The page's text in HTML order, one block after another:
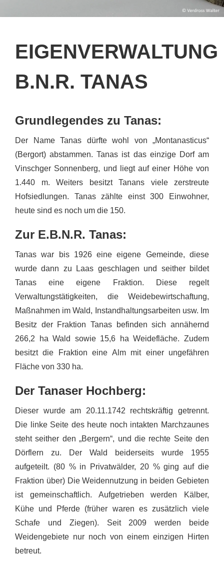
EIGENVERWALTUNG
B.N.R. TANAS
Grundlegendes zu Tanas:
Der Name Tanas dürfte wohl von „Montanasticus“
(Bergort) abstammen. Tanas ist das einzige Dorf am
Vinschger Sonnenberg, und liegt auf einer Höhe von
1.440 m. Weiters besitzt Tanans viele zerstreute
Hofsiedlungen. Tanas zählte einst 300 Einwohner,
heute sind es noch um die 150.
Zur E.B.N.R. Tanas:
Tanas war bis 1926 eine eigene Gemeinde, diese
wurde dann zu Laas geschlagen und seither bildet
Tanas eine eigene Fraktion. Diese regelt
Verwaltungstätigkeiten, die Weidebewirtschaftung,
Maßnahmen im Wald, Instandhaltungsarbeiten usw. Im
Besitz der Fraktion Tanas befinden sich annähernd
266,2 ha Wald sowie 15,6 ha Weidefläche. Zudem
besitzt die Fraktion eine Alm mit einer ungefähren
Fläche von 330 ha.
Der Tanaser Hochberg:
Dieser wurde am 20.11.1742 rechtskräftig getrennt.
Die linke Seite des heute noch intakten Marchzaunes
steht seither den „Bergern“, und die rechte Seite den
Dörflern zu. Der Wald beiderseits wurde 1955
aufgeteilt. (80 % in Privatwälder, 20 % ging auf die
Fraktion über) Die Weidennutzung in beiden Gebieten
ist gemeinschaftlich. Aufgetrieben werden Kälber,
Kühe und Pferde (früher waren es zusätzlich viele
Schafe und Ziegen). Seit 2009 werden beide
Weidengebiete nur noch von einem einzigen Hirten
betreut.